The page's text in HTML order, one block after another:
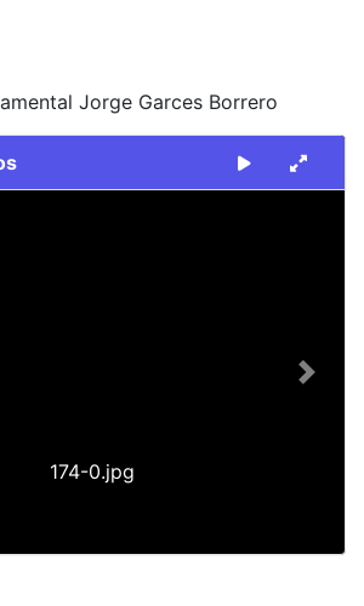
Jorge Garces Borrero
174-0.jpg
Next